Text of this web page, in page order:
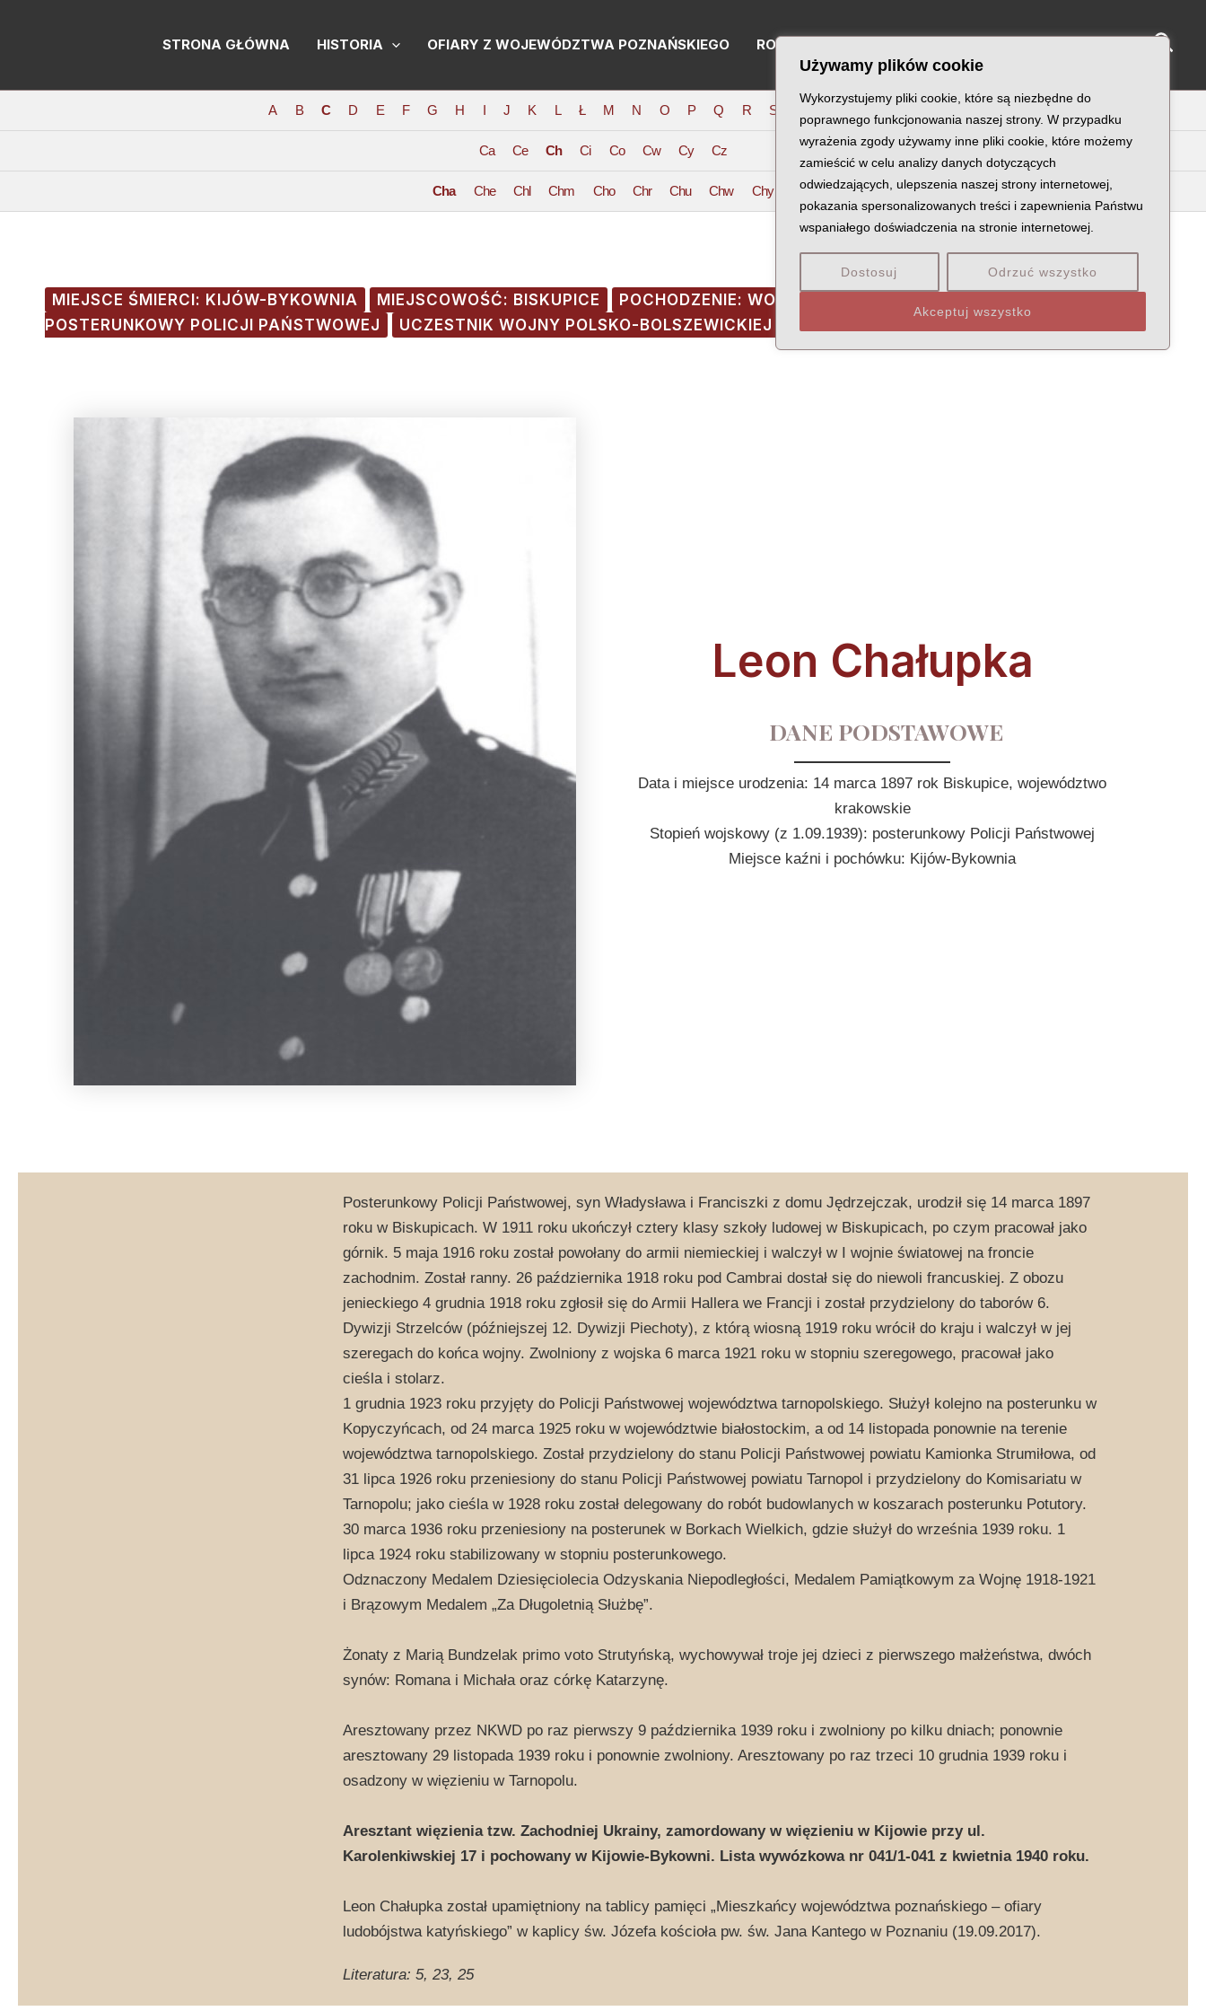
Używamy plików cookie
Wykorzystujemy pliki cookie, które są niezbędne do
poprawnego funkcjonowania naszej strony. W przypadku
wyrażenia zgody używamy inne pliki cookie, które możemy
zamieścić w celu analizy danych dotyczących
odwiedzających, ulepszenia naszej strony internetowej,
pokazania spersonalizowanych treści i zapewnienia Państwu
wspaniałego doświadczenia na stronie internetowej.
Dostosuj Odrzuć wszystko
Akceptuj wszystko
STRONA GŁÓWNA HISTORIA OFIARY Z WOJEWÓDZTWA POZNAŃSKIEGO RODZINY KATYŃSKIE
A B C D E F G H I J K L Ł M N O P Q R S
Ca Ce Ch Ci Co Cw Cy Cz
Cha Che Chl Chm Cho Chr Chu Chw Chy
MIEJSCE ŚMIERCI: KIJÓW-BYKOWNIA MIEJSCOWOŚĆ: BISKUPICE POCHODZENIE: WOJEWÓDZTWO KRAKOWSKIE
POSTERUNKOWY POLICJI PAŃSTWOWEJ
UCZESTNIK WOJNY POLSKO-BOLSZEWICKIEJ
Leon Chałupka
DANE PODSTAWOWE
Data i miejsce urodzenia: 14 marca 1897 rok Biskupice, województwo
krakowskie
Stopień wojskowy (z 1.09.1939): posterunkowy Policji Państwowej
Miejsce kaźni i pochówku: Kijów-Bykownia
Posterunkowy Policji Państwowej, syn Władysława i Franciszki z domu Jędrzejczak, urodził się 14 marca 1897
roku w Biskupicach. W 1911 roku ukończył cztery klasy szkoły ludowej w Biskupicach, po czym pracował jako
górnik. 5 maja 1916 roku został powołany do armii niemieckiej i walczył w I wojnie światowej na froncie
zachodnim. Został ranny. 26 października 1918 roku pod Cambrai dostał się do niewoli francuskiej. Z obozu
jenieckiego 4 grudnia 1918 roku zgłosił się do Armii Hallera we Francji i został przydzielony do taborów 6.
Dywizji Strzelców (późniejszej 12. Dywizji Piechoty), z którą wiosną 1919 roku wrócił do kraju i walczył w jej
szeregach do końca wojny. Zwolniony z wojska 6 marca 1921 roku w stopniu szeregowego, pracował jako
cieśla i stolarz.
1 grudnia 1923 roku przyjęty do Policji Państwowej województwa tarnopolskiego. Służył kolejno na posterunku w
Kopyczyńcach, od 24 marca 1925 roku w województwie białostockim, a od 14 listopada ponownie na terenie
województwa tarnopolskiego. Został przydzielony do stanu Policji Państwowej powiatu Kamionka Strumiłowa, od
31 lipca 1926 roku przeniesiony do stanu Policji Państwowej powiatu Tarnopol i przydzielony do Komisariatu w
Tarnopolu; jako cieśla w 1928 roku został delegowany do robót budowlanych w koszarach posterunku Potutory.
30 marca 1936 roku przeniesiony na posterunek w Borkach Wielkich, gdzie służył do września 1939 roku. 1
lipca 1924 roku stabilizowany w stopniu posterunkowego.
Odznaczony Medalem Dziesięciolecia Odzyskania Niepodległości, Medalem Pamiątkowym za Wojnę 1918-1921
i Brązowym Medalem „Za Długoletnią Służbę”.
Żonaty z Marią Bundzelak primo voto Strutyńską, wychowywał troje jej dzieci z pierwszego małżeństwa, dwóch
synów: Romana i Michała oraz córkę Katarzynę.
Aresztowany przez NKWD po raz pierwszy 9 października 1939 roku i zwolniony po kilku dniach; ponownie
aresztowany 29 listopada 1939 roku i ponownie zwolniony. Aresztowany po raz trzeci 10 grudnia 1939 roku i
osadzony w więzieniu w Tarnopolu.
Aresztant więzienia tzw. Zachodniej Ukrainy, zamordowany w więzieniu w Kijowie przy ul.
Karolenkiwskiej 17 i pochowany w Kijowie-Bykowni. Lista wywózkowa nr 041/1-041 z kwietnia 1940 roku.
Leon Chałupka został upamiętniony na tablicy pamięci „Mieszkańcy województwa poznańskiego – ofiary
ludobójstwa katyńskiego” w kaplicy św. Józefa kościoła pw. św. Jana Kantego w Poznaniu (19.09.2017).
Literatura: 5, 23, 25